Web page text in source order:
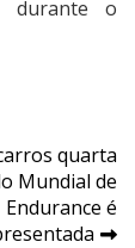
durante o
quarta
Mundial de
Endurance é